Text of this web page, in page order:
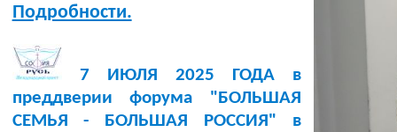
Подробности.
7 ИЮЛЯ 2025 ГОДА в
преддверии форума "БОЛЬШАЯ
СЕМЬЯ - БОЛЬШАЯ РОССИЯ" в